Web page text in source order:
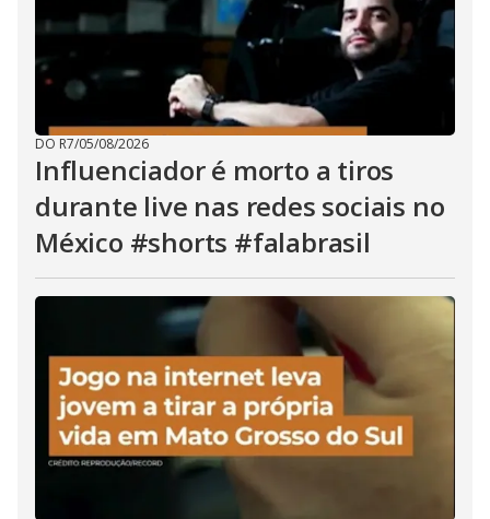
DO R7/05/08/2026
Influenciador é morto a tiros
durante live nas redes sociais no
México #shorts #falabrasil